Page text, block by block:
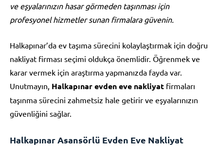
ve eşyalarınızın hasar görmeden taşınması için
profesyonel hizmetler sunan firmalara güvenin.
Halkapınar’da ev taşıma sürecini kolaylaştırmak için doğru
nakliyat firması seçimi oldukça önemlidir. Öğrenmek ve
karar vermek için araştırma yapmanızda fayda var.
Unutmayın, Halkapınar evden eve nakliyat firmaları
taşınma sürecini zahmetsiz hale getirir ve eşyalarınızın
güvenliğini sağlar.
Halkapınar Asansörlü Evden Eve Nakliyat